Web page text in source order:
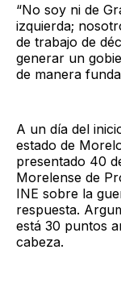
“No soy ni de
izquierda;
de trabajo de
generar un
de manera
A un día del
estado de
presentado 40
Morelense de
INE sobre la
respuesta.
está 30 puntos
cabeza.